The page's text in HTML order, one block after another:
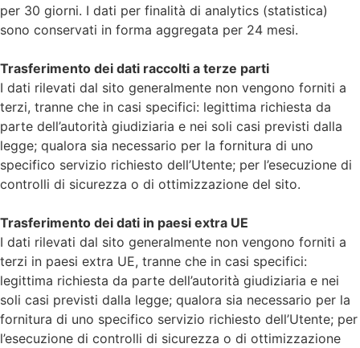
per 30 giorni. I dati per finalità di analytics (statistica)
sono conservati in forma aggregata per 24 mesi.
Trasferimento dei dati raccolti a terze parti
I dati rilevati dal sito generalmente non vengono forniti a
terzi, tranne che in casi specifici: legittima richiesta da
parte dell’autorità giudiziaria e nei soli casi previsti dalla
legge; qualora sia necessario per la fornitura di uno
specifico servizio richiesto dell’Utente; per l’esecuzione di
controlli di sicurezza o di ottimizzazione del sito.
Trasferimento dei dati in paesi extra UE
I dati rilevati dal sito generalmente non vengono forniti a
terzi in paesi extra UE, tranne che in casi specifici:
legittima richiesta da parte dell’autorità giudiziaria e nei
soli casi previsti dalla legge; qualora sia necessario per la
fornitura di uno specifico servizio richiesto dell’Utente; per
l’esecuzione di controlli di sicurezza o di ottimizzazione